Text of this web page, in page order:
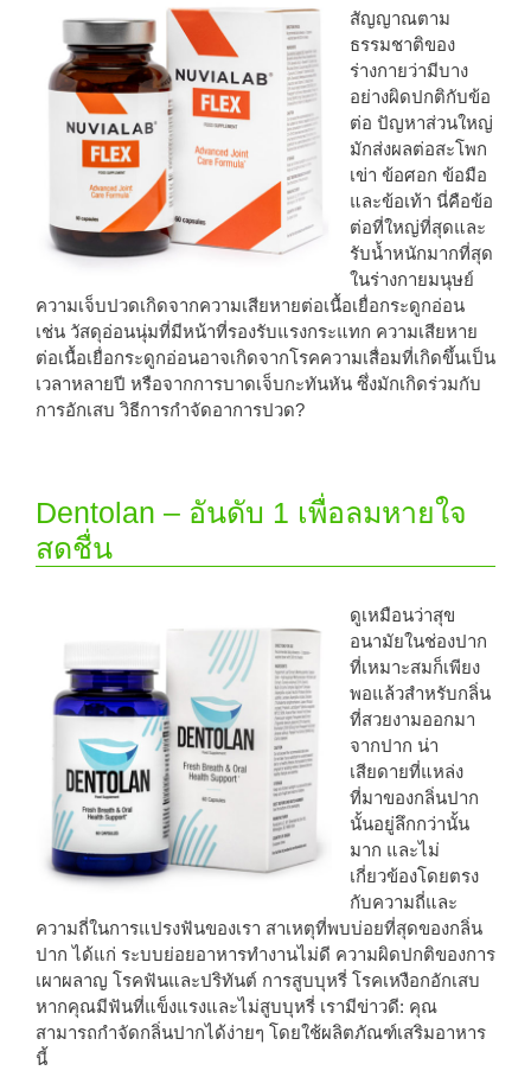
สัญญาณตาม
ธรรมชาติของ
ร่างกายว่ามีบาง
อย่างผิดปกติกับข้อ
ต่อ ปัญหาส่วนใหญ่
มักส่งผลต่อสะโพก
เข่า ข้อศอก ข้อมือ
และข้อเท้า นี่คือข้อ
ต่อที่ใหญ่ที่สุดและ
รับน้ำหนักมากที่สุด
ในร่างกายมนุษย์
ความเจ็บปวดเกิดจากความเสียหายต่อเนื้อเยื่อกระดูกอ่อน
เช่น วัสดุอ่อนนุ่มที่มีหน้าที่รองรับแรงกระแทก ความเสียหาย
ต่อเนื้อเยื่อกระดูกอ่อนอาจเกิดจากโรคความเสื่อมที่เกิดขึ้นเป็น
เวลาหลายปี หรือจากการบาดเจ็บกะทันหัน ซึ่งมักเกิดร่วมกับ
การอักเสบ วิธีการกำจัดอาการปวด?
Dentolan – อันดับ 1 เพื่อลมหายใจ
สดชื่น
ดูเหมือนว่าสุข
อนามัยในช่องปาก
ที่เหมาะสมก็เพียง
พอแล้วสำหรับกลิ่น
ที่สวยงามออกมา
จากปาก น่า
เสียดายที่แหล่ง
ที่มาของกลิ่นปาก
นั้นอยู่ลึกกว่านั้น
มาก และไม่
เกี่ยวข้องโดยตรง
กับความถี่และ
ความถี่ในการแปรงฟันของเรา สาเหตุที่พบบ่อยที่สุดของกลิ่น
ปาก ได้แก่ ระบบย่อยอาหารทำงานไม่ดี ความผิดปกติของการ
เผาผลาญ โรคฟันและปริทันต์ การสูบบุหรี่ โรคเหงือกอักเสบ
หากคุณมีฟันที่แข็งแรงและไม่สูบบุหรี่ เรามีข่าวดี: คุณ
สามารถกำจัดกลิ่นปากได้ง่ายๆ โดยใช้ผลิตภัณฑ์เสริมอาหาร
นี้